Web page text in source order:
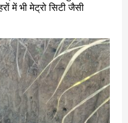
में भी मेट्रो सिटी जैसी